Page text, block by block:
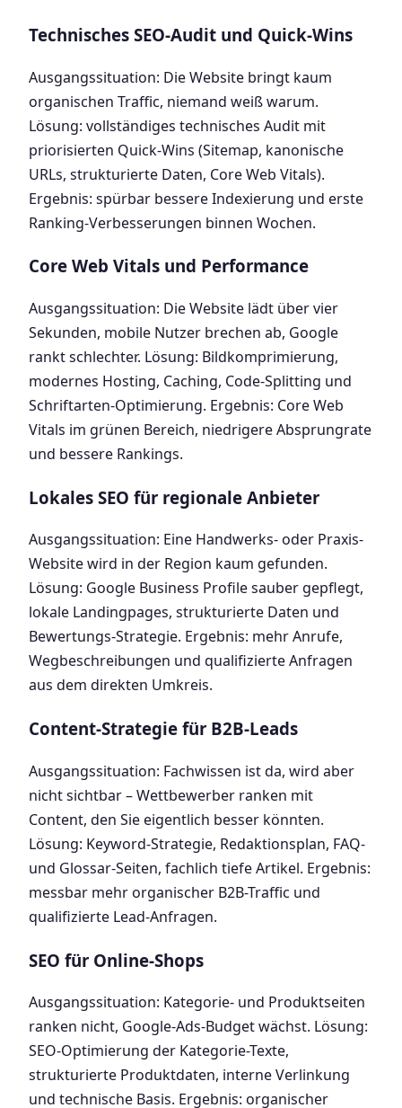
Technisches SEO-Audit und Quick-Wins
Ausgangssituation: Die Website bringt kaum
organischen Traffic, niemand weiß warum.
Lösung: vollständiges technisches Audit mit
priorisierten Quick-Wins (Sitemap, kanonische
URLs, strukturierte Daten, Core Web Vitals).
Ergebnis: spürbar bessere Indexierung und erste
Ranking-Verbesserungen binnen Wochen.
Core Web Vitals und Performance
Ausgangssituation: Die Website lädt über vier
Sekunden, mobile Nutzer brechen ab, Google
rankt schlechter. Lösung: Bildkomprimierung,
modernes Hosting, Caching, Code-Splitting und
Schriftarten-Optimierung. Ergebnis: Core Web
Vitals im grünen Bereich, niedrigere Absprungrate
und bessere Rankings.
Lokales SEO für regionale Anbieter
Ausgangssituation: Eine Handwerks- oder Praxis-
Website wird in der Region kaum gefunden.
Lösung: Google Business Profile sauber gepflegt,
lokale Landingpages, strukturierte Daten und
Bewertungs-Strategie. Ergebnis: mehr Anrufe,
Wegbeschreibungen und qualifizierte Anfragen
aus dem direkten Umkreis.
Content-Strategie für B2B-Leads
Ausgangssituation: Fachwissen ist da, wird aber
nicht sichtbar – Wettbewerber ranken mit
Content, den Sie eigentlich besser könnten.
Lösung: Keyword-Strategie, Redaktionsplan, FAQ-
und Glossar-Seiten, fachlich tiefe Artikel. Ergebnis:
messbar mehr organischer B2B-Traffic und
qualifizierte Lead-Anfragen.
SEO für Online-Shops
Ausgangssituation: Kategorie- und Produktseiten
ranken nicht, Google-Ads-Budget wächst. Lösung:
SEO-Optimierung der Kategorie-Texte,
strukturierte Produktdaten, interne Verlinkung
und technische Basis. Ergebnis: organischer